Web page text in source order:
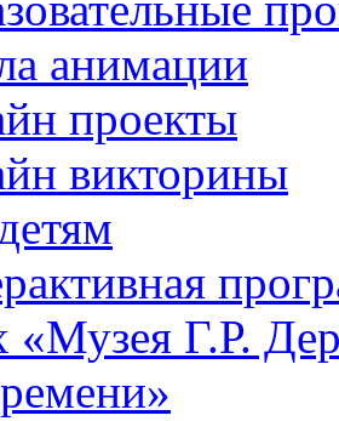
анимации
проекты
викторины
«Музея Г.Р.